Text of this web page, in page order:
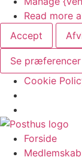
Read more
Accept
Se præferencer
Cookie
Forside
Medlemskab